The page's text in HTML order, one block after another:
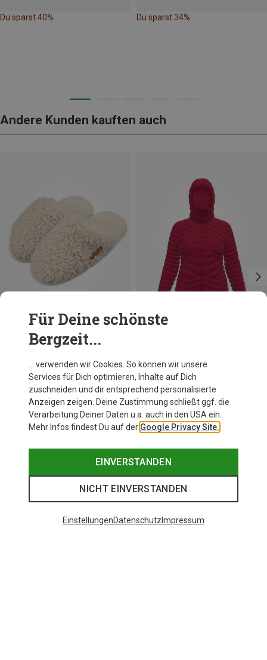
Du sparst 40% Du sparst 34%
Andere Kunden kauften auch
Du sparst 30%
Für Deine schönste
Bergzeit...
… verwenden wir Cookies. So können wir unsere
Services für Dich optimieren, Inhalte auf Dich
zuschneiden und dir entsprechend personalisierte
Anzeigen zeigen. Deine Zustimmung schließt ggf. die
Verarbeitung Deiner Daten u.a. auch in den USA ein.
Mehr Infos findest Du auf der Google Privacy Site.
EINVERSTANDEN
NICHT EINVERSTANDEN
EinstellungenDatenschutz Impressum